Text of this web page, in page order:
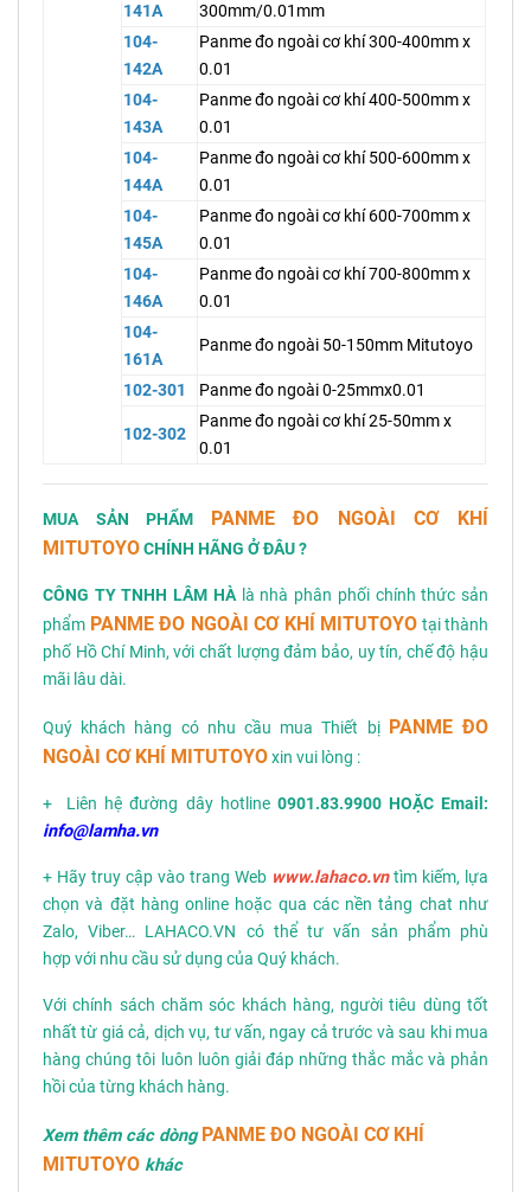
141A
300mm/0.01mm
104-
142A
Panme đo ngoài cơ khí 300-400mm x
0.01
104-
143A
Panme đo ngoài cơ khí 400-500mm x
0.01
104-
144A
Panme đo ngoài cơ khí 500-600mm x
0.01
104-
145A
Panme đo ngoài cơ khí 600-700mm x
0.01
104-
146A
Panme đo ngoài cơ khí 700-800mm x
0.01
104-
161A
Panme đo ngoài 50-150mm Mitutoyo
102-301 Panme đo ngoài 0-25mmx0.01
102-302
Panme đo ngoài cơ khí 25-50mm x
0.01
MUA SẢN PHẨM PANME ĐO NGOÀI CƠ KHÍ
MITUTOYOCHÍNH HÃNG Ở ĐÂU ?
CÔNG TY TNHH LÂM HÀlà nhà phân phối chính thức sản
phẩm PANME ĐO NGOÀI CƠ KHÍ MITUTOYO tại thành
phố Hồ Chí Minh, với chất lượng đảm bảo, uy tín, chế độ hậu
mãi lâu dài.
Quý khách hàng có nhu cầu mua Thiết bị PANME ĐO
NGOÀI CƠ KHÍ MITUTOYOxin vui lòng :
+ Liên hệ đường dây hotline 0901.83.9900 HOẶC Email:
info@lamha.vn
+ Hãy truy cập vào trang Web www.lahaco.vntìm kiếm, lựa
chọn và đặt hàng online hoặc qua các nền tảng chat như
Zalo, Viber… LAHACO.VN có thể tư vấn sản phẩm phù
hợp với nhu cầu sử dụng của Quý khách.
Với chính sách chăm sóc khách hàng, người tiêu dùng tốt
nhất từ giá cả, dịch vụ, tư vấn, ngay cả trước và sau khi mua
hàng chúng tôi luôn luôn giải đáp những thắc mắc và phản
hồi của từng khách hàng.
Xem thêm các dòng PANME ĐO NGOÀI CƠ KHÍ
MITUTOYO khác